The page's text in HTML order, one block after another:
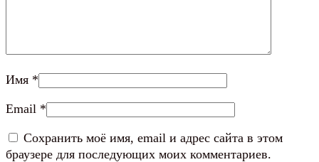
Имя *
Email *
Сохранить моё имя, email и адрес сайта в этом
браузере для последующих моих комментариев.